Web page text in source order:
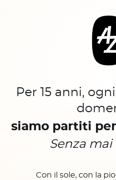
Per 15 anni,
siamo partiti
Senza
Con il sole, con la